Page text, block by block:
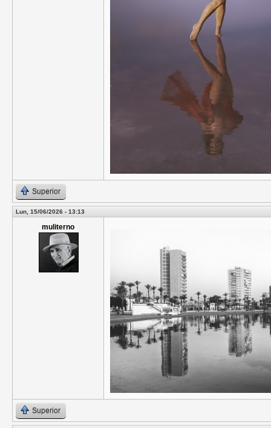
Superior
Lun, 15/06/2026 - 13:13
muliterno
Superior